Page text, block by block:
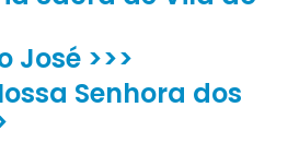
José >>>
Senhora dos